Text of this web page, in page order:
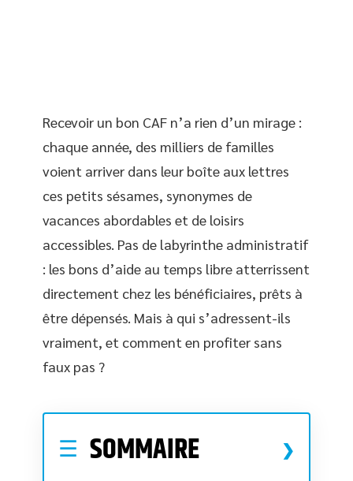
Recevoir un bon CAF n’a rien d’un mirage :
chaque année, des milliers de familles
voient arriver dans leur boîte aux lettres
ces petits sésames, synonymes de
vacances abordables et de loisirs
accessibles. Pas de labyrinthe administratif
: les bons d’aide au temps libre atterrissent
directement chez les bénéficiaires, prêts à
être dépensés. Mais à qui s’adressent-ils
vraiment, et comment en profiter sans
faux pas ?
SOMMAIRE